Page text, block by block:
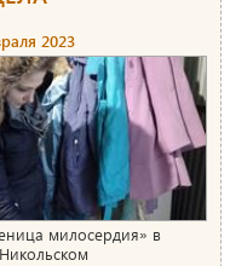
2023
милосердия» в